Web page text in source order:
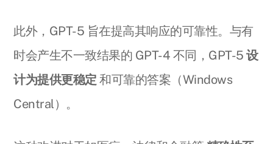
此外，GPT-5 旨在提高其响应的可靠性。与有
时会产生不一致结果的 GPT-4 不同，GPT-5设
计为提供更稳定 和可靠的答案（Windows
Central）。